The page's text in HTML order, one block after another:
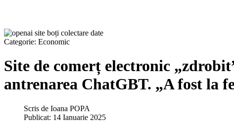
Categorie: Economic
Site de comerț electronic
antrenarea ChatGBT. „A fost la
Scris de Ioana POPA
Publicat: 14 Ianuarie 2025